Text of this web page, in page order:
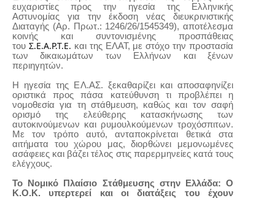
ευχαριστίες προς την ηγεσία της Ελληνικής
Αστυνομίας για την έκδοση νέας διευκρινιστικής
Διαταγής (Αρ. Πρωτ.: 1246/26/1545349), αποτέλεσμα
κοινής και συντονισμένης προσπάθειας
του Σ.Ε.Α.Ρ.Τ.Ε. και της ΕΛΑΤ, με στόχο την προστασία
των δικαιωμάτων των Ελλήνων και ξένων
περιηγητών.
Η ηγεσία της ΕΛ.ΑΣ. ξεκαθαρίζει και αποσαφηνίζει
οριστικά προς πάσα κατεύθυνση τι προβλέπει η
νομοθεσία για τη στάθμευση, καθώς και τον σαφή
ορισμό της ελεύθερης κατασκήνωσης των
αυτοκινούμενων και ρυμουλκούμενων τροχόσπιτων.
Με τον τρόπο αυτό, ανταποκρίνεται θετικά στα
αιτήματα του χώρου μας, διορθώνει μεμονωμένες
ασάφειες και βάζει τέλος στις παρερμηνείες κατά τους
ελέγχους.
Το Νομικό Πλαίσιο Στάθμευσης στην Ελλάδα: Ο
Κ.Ο.Κ. υπερτερεί και οι διατάξεις του έχουν